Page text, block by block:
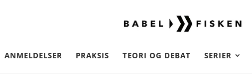
ANMELDELSER PRAKSIS TEORI OG DEBAT SERIER